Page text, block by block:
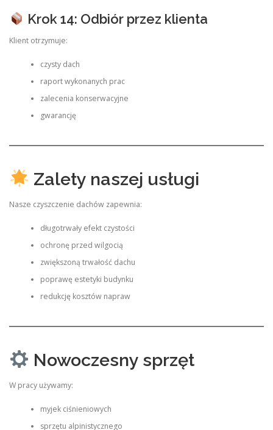
Krok 14: Odbiór przez klienta
Klient otrzymuje:
czysty dach
raport wykonanych prac
zalecenia konserwacyjne
gwarancję
Zalety naszej usługi
Nasze czyszczenie dachów zapewnia:
długotrwały efekt czystości
ochronę przed wilgocią
zwiększoną trwałość dachu
poprawę estetyki budynku
redukcję kosztów napraw
Nowoczesny sprzęt
W pracy używamy:
myjek ciśnieniowych
sprzętu alpinistycznego